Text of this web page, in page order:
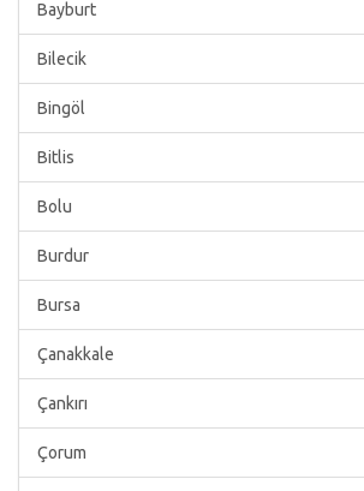
Bayburt
Bilecik
Bingöl
Bitlis
Bolu
Burdur
Bursa
Çanakkale
Çankırı
Çorum